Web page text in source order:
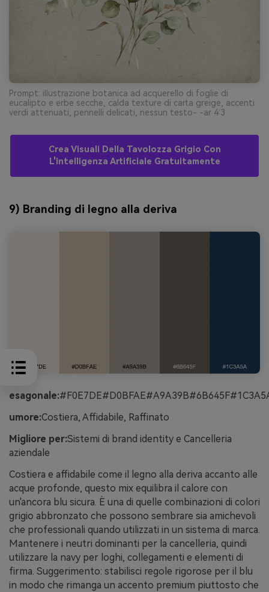
Prompt: illustrazione botanica ad acquerello di foglie di
eucalipto e erbe secche, calda texture di carta greige, accenti
verdi attenuati, pennelli delicati, nessun testo- -ar 4:3
Crea Visuali Della Tavolozza Grigio Con
L'intelligenza Artificiale Gratuitamente
9) Branding di legno alla deriva
esagonale:
umore:Costiera, Affidabile, Raffinato
Migliore per:Sistemi di brand identity e Cancelleria
aziendale
Costiera e affidabile come il legno alla deriva accanto alle
acque profonde, questo mix equilibra il calore con
un'ancora blu sicura. È una di quelle combinazioni di colori
grigio abbronzato che possono sembrare sia amichevoli
che professionali quando utilizzati in un sistema di marca.
Mantenere i neutri dominanti per la cancelleria, quindi
utilizzare la navy per loghi, collegamenti e elementi di
firma. Suggerimento: stabilisci regole rigorose per il blu
in modo che rimanga un accento premium piuttosto che